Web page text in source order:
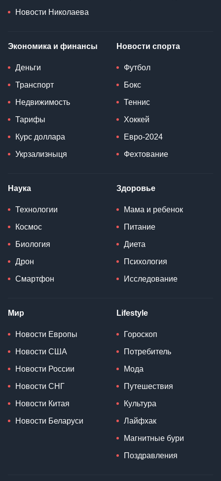
Новости Николаева
Экономика и финансы
Деньги
Транспорт
Недвижимость
Тарифы
Курс доллара
Укрзализныця
Новости спорта
Футбол
Бокс
Теннис
Хоккей
Евро-2024
Фехтование
Наука
Технологии
Космос
Биология
Дрон
Смартфон
Здоровье
Мама и ребенок
Питание
Диета
Психология
Исследование
Мир
Новости Европы
Новости США
Новости России
Новости СНГ
Новости Китая
Новости Беларуси
Lifestyle
Гороскоп
Потребитель
Мода
Путешествия
Культура
Лайфхак
Магнитные бури
Поздравления